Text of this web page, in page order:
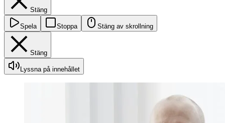
Stäng
Spela Stoppa Stäng av skrollning
Stäng
Lyssna på innehållet